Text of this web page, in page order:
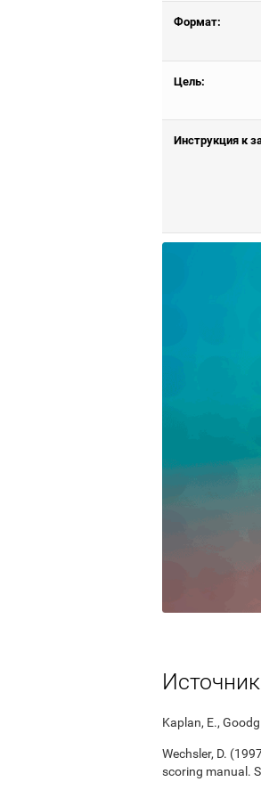
Формат:
Цель:
Инструкция к
Kaplan, E.,
Wechsler, D.
scoring manual.